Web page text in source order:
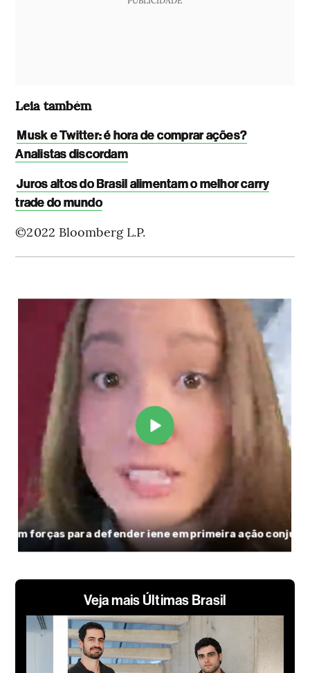
Leia também
Musk e Twitter: é hora de comprar ações?
Analistas discordam
Juros altos do Brasil alimentam o melhor carry
trade do mundo
©2022 Bloomberg L.P.
Veja mais Últimas Brasil